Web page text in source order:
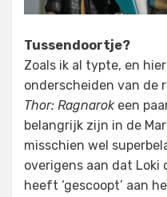
Tussendoortje?
Zoals ik al typte, en
onderscheiden van de
Thor: Ragnarokeen
belangrijk zijn in de
misschien wel
overigens aan dat Loki
heeft ‘gescoopt’ aan